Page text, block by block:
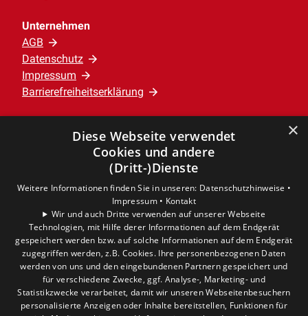
Unternehmen
AGB
Datenschutz
Impressum
Barrierefreiheitserklärung
Leistungen
Standort
Verden
×
Diese Webseite verwendet
Cookies und andere
(Dritt-)Dienste
Weitere Informationen finden Sie in unseren: Datenschutzhinweise •
Impressum • Kontakt
Wir und auch Dritte verwenden auf unserer Webseite
Technologien, mit Hilfe derer Informationen auf dem Endgerät
gespeichert werden bzw. auf solche Informationen auf dem Endgerät
zugegriffen werden, z.B. Cookies. Ihre personenbezogenen Daten
werden von uns und den eingebundenen Partnern gespeichert und
für verschiedene Zwecke, ggf. Analyse-, Marketing- und
Statistikzwecke verarbeitet, damit wir unseren Webseitenbesuchern
personalisierte Anzeigen oder Inhalte bereitstellen, Funktionen für